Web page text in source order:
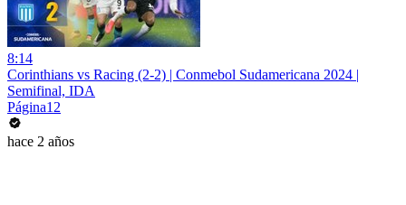
8:14
Corinthians vs Racing (2-2) | Conmebol Sudamericana 2024 |
Semifinal, IDA
Página12
hace 2 años